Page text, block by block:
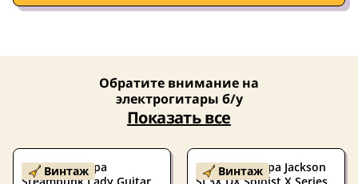
Обратите внимание на
электрогитары б/у
Показать все
Винтаж
Электрогитара
Винтаж
Электрогитара Jackson